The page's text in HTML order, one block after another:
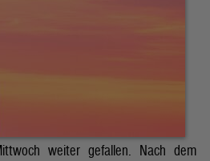
weiter gefallen. Nach dem